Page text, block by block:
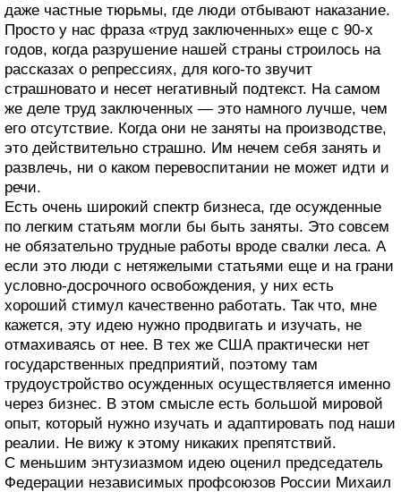
даже частные тюрьмы, где люди отбывают наказание.
Просто у нас фраза «труд заключенных» еще с 90-х
годов, когда разрушение нашей страны строилось на
рассказах о репрессиях, для кого-то звучит
страшновато и несет негативный подтекст. На самом
же деле труд заключенных — это намного лучше, чем
его отсутствие. Когда они не заняты на производстве,
это действительно страшно. Им нечем себя занять и
развлечь, ни о каком перевоспитании не может идти и
речи.
Есть очень широкий спектр бизнеса, где осужденные
по легким статьям могли бы быть заняты. Это совсем
не обязательно трудные работы вроде свалки леса. А
если это люди с нетяжелыми статьями еще и на грани
условно-досрочного освобождения, у них есть
хороший стимул качественно работать. Так что, мне
кажется, эту идею нужно продвигать и изучать, не
отмахиваясь от нее. В тех же США практически нет
государственных предприятий, поэтому там
трудоустройство осужденных осуществляется именно
через бизнес. В этом смысле есть большой мировой
опыт, который нужно изучать и адаптировать под наши
реалии. Не вижу к этому никаких препятствий.
С меньшим энтузиазмом идею оценил председатель
Федерации независимых профсоюзов России Михаил